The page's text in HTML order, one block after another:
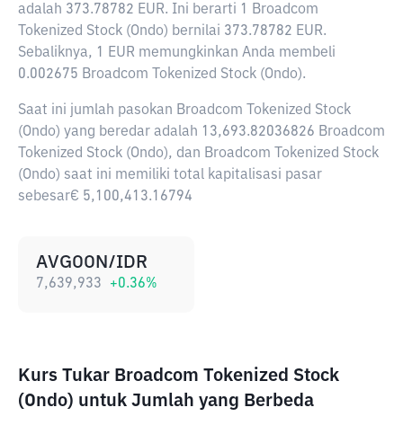
adalah 373.78782 EUR. Ini berarti 1 Broadcom
Tokenized Stock (Ondo) bernilai 373.78782 EUR.
Sebaliknya, 1 EUR memungkinkan Anda membeli
0.002675 Broadcom Tokenized Stock (Ondo).
Saat ini jumlah pasokan Broadcom Tokenized Stock
(Ondo) yang beredar adalah 13,693.82036826 Broadcom
Tokenized Stock (Ondo), dan Broadcom Tokenized Stock
(Ondo) saat ini memiliki total kapitalisasi pasar
sebesar€ 5,100,413.16794
AVGOON/IDR
7,639,933 +0.36%
Kurs Tukar Broadcom Tokenized Stock
(Ondo) untuk Jumlah yang Berbeda